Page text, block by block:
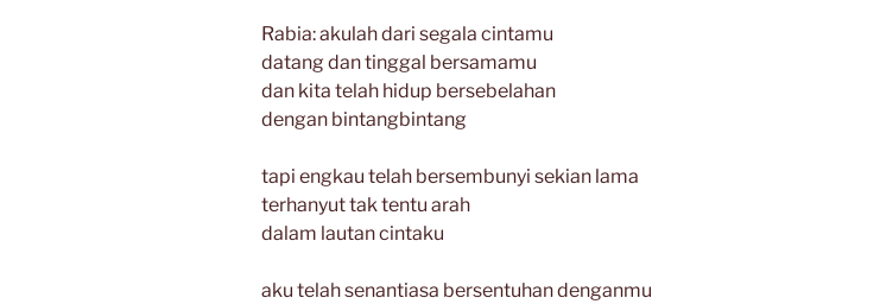
Rabia: akulah dari segala cintamu
datang dan tinggal bersamamu
dan kita telah hidup bersebelahan
dengan bintangbintang
tapi engkau telah bersembunyi sekian lama
terhanyut tak tentu arah
dalam lautan cintaku
aku telah senantiasa bersentuhan denganmu